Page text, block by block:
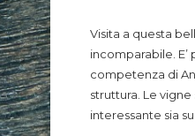
Visita a questa
incomparabile.
competenza di
struttura. Le
interessante sia